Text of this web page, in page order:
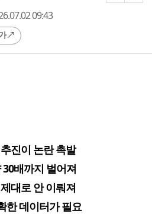
09:43
진이 논란 촉발
배까지 벌어져
대로 안 이뤄져
한 데이터가 필요